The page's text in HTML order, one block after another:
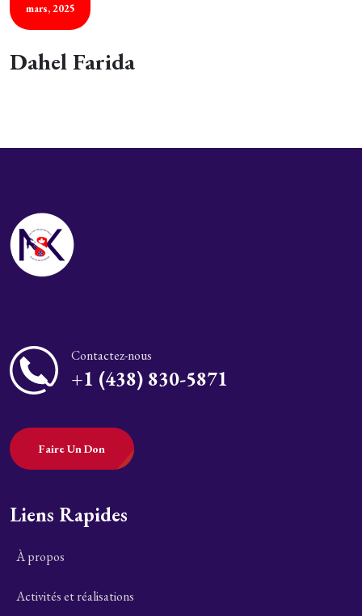
mars, 2025
Dahel Farida
Contactez-nous
+1 (438) 830-5871
Faire Un Don
Liens Rapides
À propos
Activités et réalisations